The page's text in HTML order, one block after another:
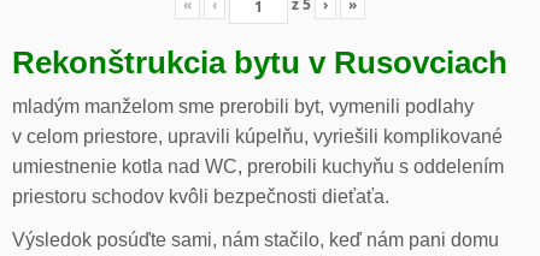
« ‹ z5 › »
Rekonštrukcia bytu v Rusovciach
mladým manželom sme prerobili byt, vymenili podlahy
v celom priestore, upravili kúpelňu, vyriešili komplikované
umiestnenie kotla nad WC, prerobili kuchyňu s oddelením
priestoru schodov kvôli bezpečnosti dieťaťa.
Výsledok posúďte sami, nám stačilo, keď nám pani domu